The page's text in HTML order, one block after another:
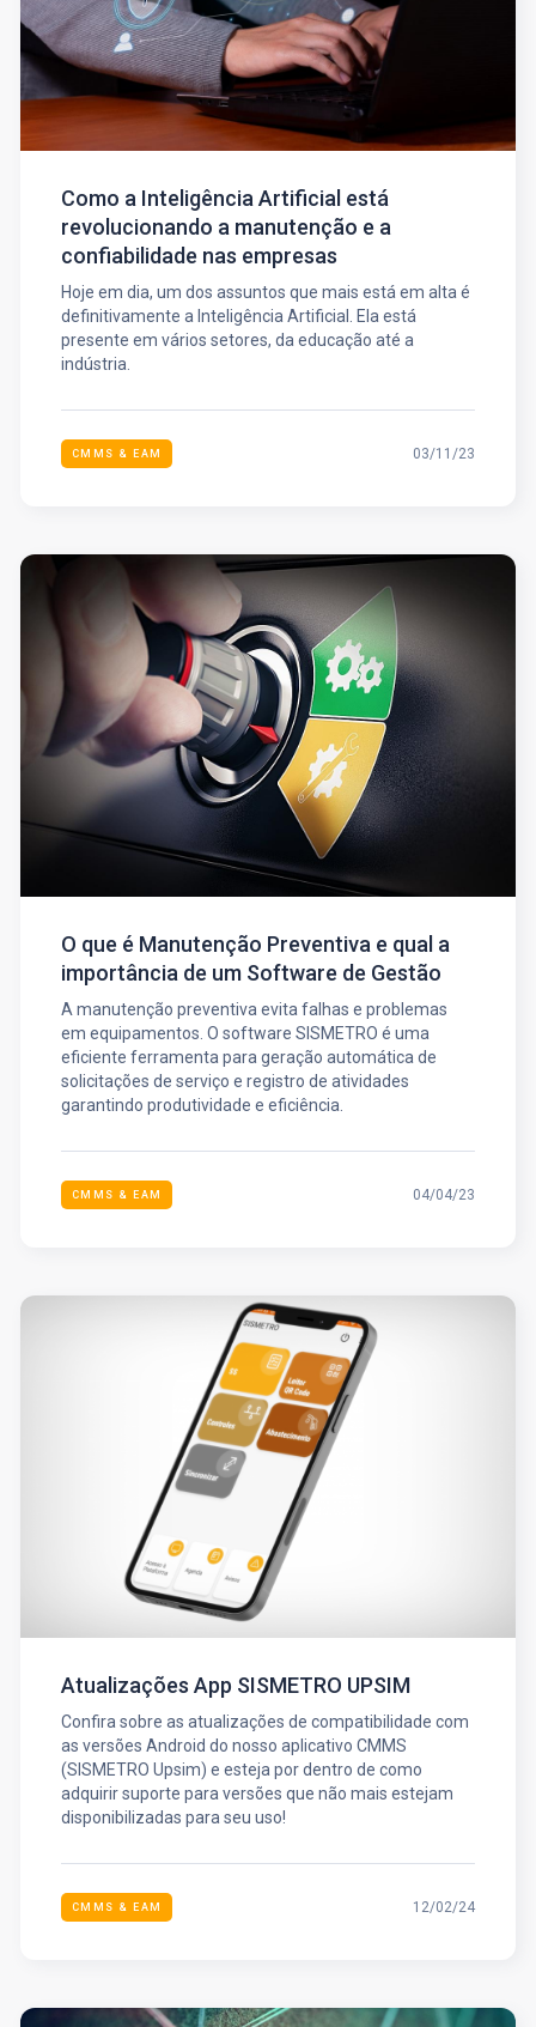
Como a Inteligência Artificial está
revolucionando a manutenção e a
confiabilidade nas empresas
Hoje em dia, um dos assuntos que mais está em alta é
definitivamente a Inteligência Artificial. Ela está
presente em vários setores, da educação até a
indústria.
CMMS & EAM 03/11/23
O que é Manutenção Preventiva e qual a
importância de um Software de Gestão
A manutenção preventiva evita falhas e problemas
em equipamentos. O software SISMETRO é uma
eficiente ferramenta para geração automática de
solicitações de serviço e registro de atividades
garantindo produtividade e eficiência.
CMMS & EAM 04/04/23
Atualizações App SISMETRO UPSIM
Confira sobre as atualizações de compatibilidade com
as versões Android do nosso aplicativo CMMS
(SISMETRO Upsim) e esteja por dentro de como
adquirir suporte para versões que não mais estejam
disponibilizadas para seu uso!
CMMS & EAM 12/02/24